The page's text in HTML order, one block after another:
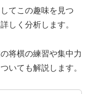
てこの趣味を見つ
しく分析します。
将棋の練習や集中力
いても解説します。